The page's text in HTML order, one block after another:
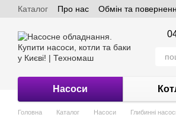
Перейти до основного контенту
Каталог Про нас Обмін та
Насоси
Головна Каталог Насоси Глибинні